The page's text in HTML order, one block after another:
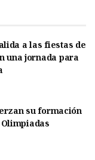
a las fiestas de
una jornada para
su formación